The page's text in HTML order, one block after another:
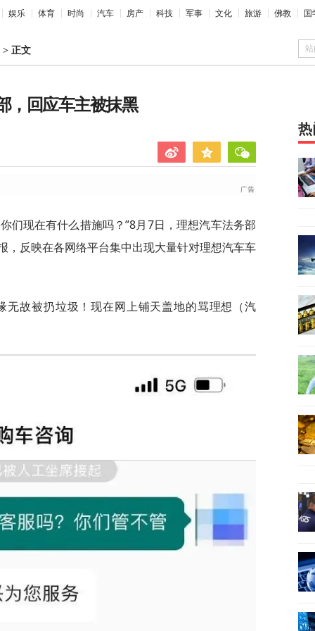
娱乐 体育 时尚 汽车 房产 科技 军事 文化 旅游 佛教 国
> 正文
，回应车主被抹黑
们现在有什么措施吗？”8月7日，理想汽车法务部
，反映在各网络平台集中出现大量针对理想汽车车
无故被扔垃圾！现在网上铺天盖地的骂理想（汽
热